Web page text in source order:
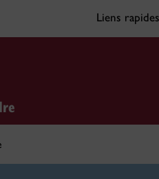
Liens rapides